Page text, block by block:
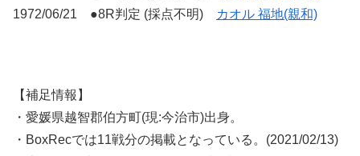
1972/06/21 ●8R判定 (採点不明)
カオル 福地(親和)
【補足情報】
・愛媛県越智郡伯方町(現:今治市)出身。
・BoxRecでは11戦分の掲載となっている。(2021/02/13)